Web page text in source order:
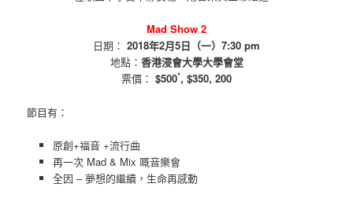
Mad Show 2
日期： 2018年2月5日（一）7:30 pm
地點： 香港浸會大學大學會堂
票價： $500*, $350, 200
節目有：
原創+福音 +流行曲
再一次 Mad & Mix 嘅音樂會
全因 – 夢想的繼續，生命再感動